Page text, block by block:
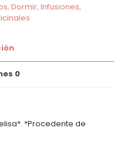
, Dormir, Infusiones,
0
*Procedente de